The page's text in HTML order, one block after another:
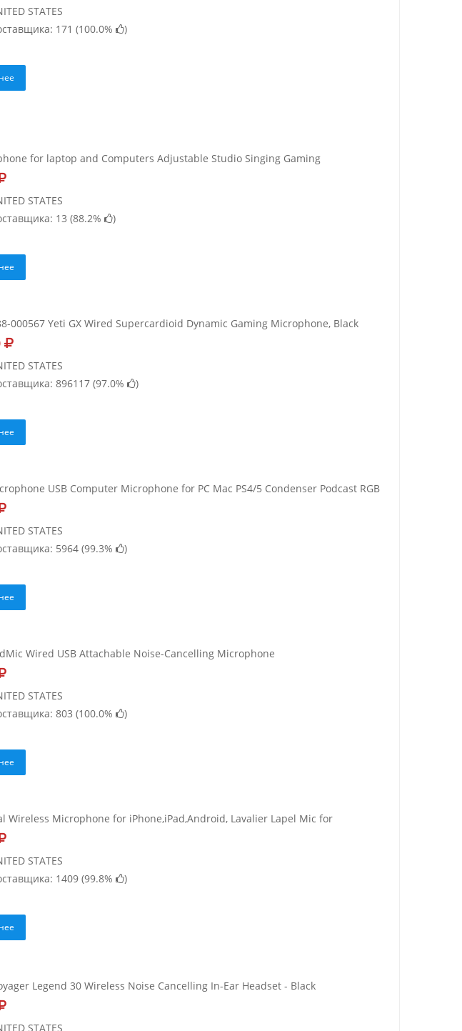
STATES
171 (100.0% )
for laptop and Computers Adjustable Studio Singing Gaming
STATES
13 (88.2% )
000567 Yeti GX Wired Supercardioid Dynamic Gaming Microphone, Black
STATES
896117 (97.0% )
USB Computer Microphone for PC Mac PS4/5 Condenser Podcast RGB
STATES
5964 (99.3% )
Wired USB Attachable Noise-Cancelling Microphone
STATES
803 (100.0% )
Wireless Microphone for iPhone,iPad,Android, Lavalier Lapel Mic for
STATES
1409 (99.8% )
Legend 30 Wireless Noise Cancelling In-Ear Headset - Black
STATES